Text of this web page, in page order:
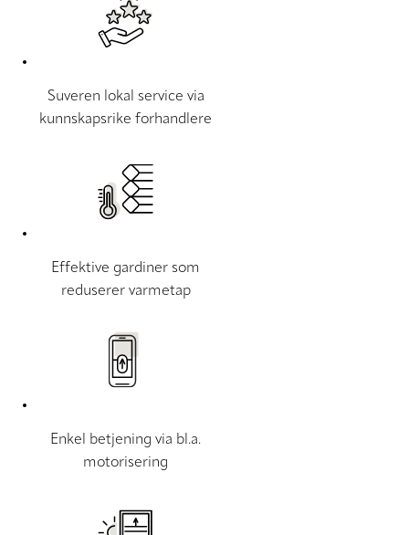
Suveren lokal service via
kunnskapsrike forhandlere
Effektive gardiner som
reduserer varmetap
Enkel betjening via bl.a.
motorisering